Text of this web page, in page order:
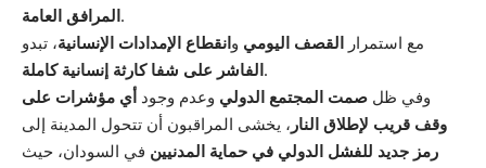
المرافق العامة.
مع استمرار القصف اليومي وانقطاع الإمدادات الإنسانية، تبدو
الفاشر على شفا كارثة إنسانية كاملة.
وفي ظل صمت المجتمع الدولي وعدم وجود أي مؤشرات على
وقف قريب لإطلاق النار ، يخشى المراقبون أن تتحول المدينة إلى
رمز جديد للفشل الدولي في حماية المدنيين في السودان، حيث